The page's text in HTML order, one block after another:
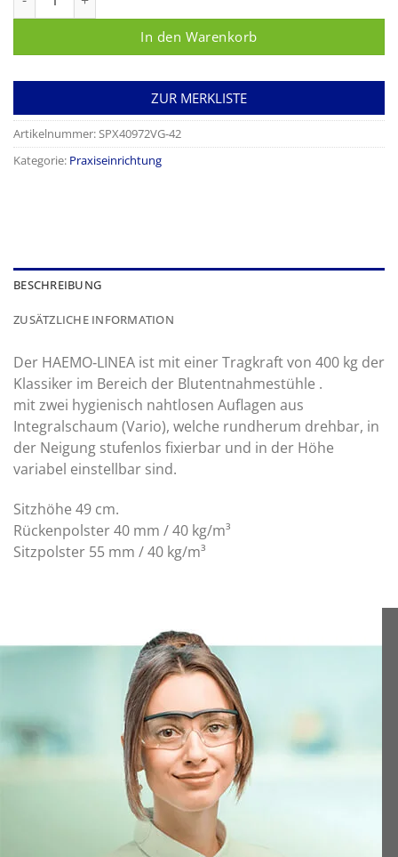
In den Warenkorb
ZUR MERKLISTE
Artikelnummer:SPX40972VG-42
Kategorie: Praxiseinrichtung
BESCHREIBUNG
ZUSÄTZLICHE INFORMATION
Der HAEMO‑LINEA ist mit einer Tragkraft von 400 kg der
Klassiker im Bereich der Blutentnahmestühle .
mit zwei hygienisch nahtlosen Auflagen aus
Integralschaum (Vario), welche rundherum drehbar, in
der Neigung stufenlos fixierbar und in der Höhe
variabel einstellbar sind.
Sitzhöhe 49 cm.
Rückenpolster 40 mm / 40 kg/m³
Sitzpolster 55 mm / 40 kg/m³